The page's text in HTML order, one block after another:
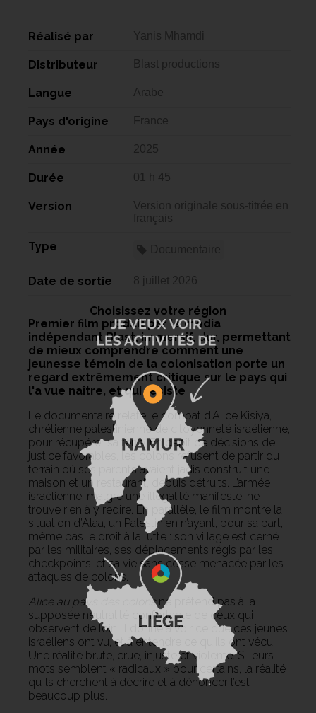
Réalisé par Yanis Mhamdi
Distributeur Blast productions
Langue Arabe
Pays d'origine France
Année 2025
Durée 01 h 45
Version
Version originale sous-titrée en
français
Type
Date de sortie 8 juillet 2026
Premier film produit par le média
indépendant Blast, immersif, dur, permettant
de mieux comprendre comment une
jeunesse témoin de la colonisation porte un
regard extrêmement critique sur le pays qui
l'a vue naître, et qui résiste
Le documentaire relate le combat d’Alice Kisiya,
chrétienne palestinienne de citoyenneté israélienne,
pour récupérer sa terre. En dépit de décisions de
justice favorables, les colons refusent de partir du
terrain où ses parents avaient jadis construit une
maison et un restaurant, depuis détruits. L’armée
israélienne, malgré une illégalité manifeste, ne
trouve rien à y redire. En parallèle, le film montre la
situation d’Alaa, un Palestinien n’ayant, pour sa part,
même pas le droit à la lutte : son village est cerné
par les militaires, ses déplacements régis par les
checkpoints, et sa vie sans cesse menacée par les
attaques de colons.
Alice au pays des colonsne prétend pas à la
supposée neutralité confortable de ceux qui
observent de loin. Il donne à voir ce que ces jeunes
israéliens ont vu, et à entendre ce qu'ils ont vécu.
Une réalité brute, crue, injuste et violente. Si leurs
mots semblent « radicaux » pour certains, la réalité
qu’ils cherchent à décrire et à dénoncer l’est
beaucoup plus.
Choisissez votre région